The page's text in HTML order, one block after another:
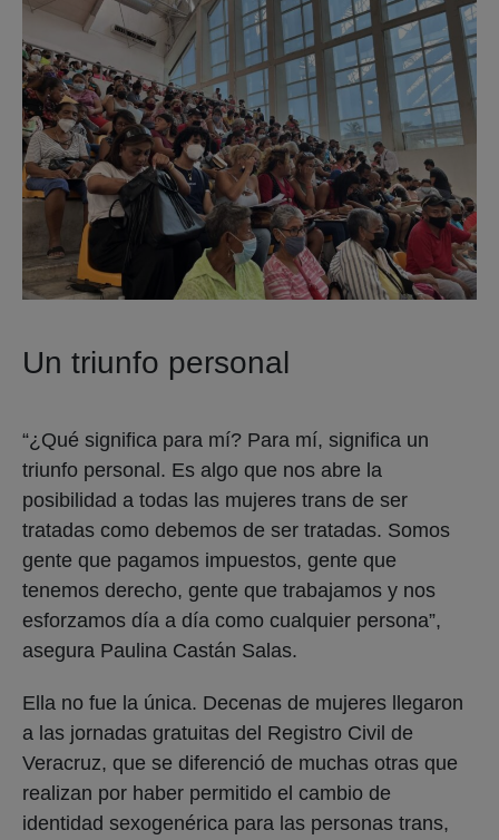
Un triunfo personal
“¿Qué significa para mí? Para mí, significa un
triunfo personal. Es algo que nos abre la
posibilidad a todas las mujeres trans de ser
tratadas como debemos de ser tratadas. Somos
gente que pagamos impuestos, gente que
tenemos derecho, gente que trabajamos y nos
esforzamos día a día como cualquier persona”,
asegura Paulina Castán Salas.
Ella no fue la única. Decenas de mujeres llegaron
a las jornadas gratuitas del Registro Civil de
Veracruz, que se diferenció de muchas otras que
realizan por haber permitido el cambio de
identidad sexogenérica para las personas trans,